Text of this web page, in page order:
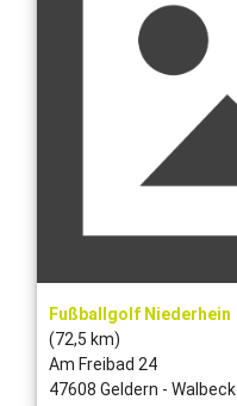
Fußballgolf Niederhein
(72,5 km)
Am Freibad 24
47608 Geldern - Walbeck